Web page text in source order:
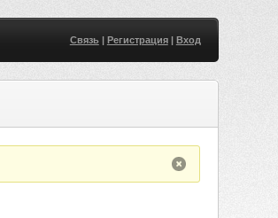
Связь| Регистрация| Вход